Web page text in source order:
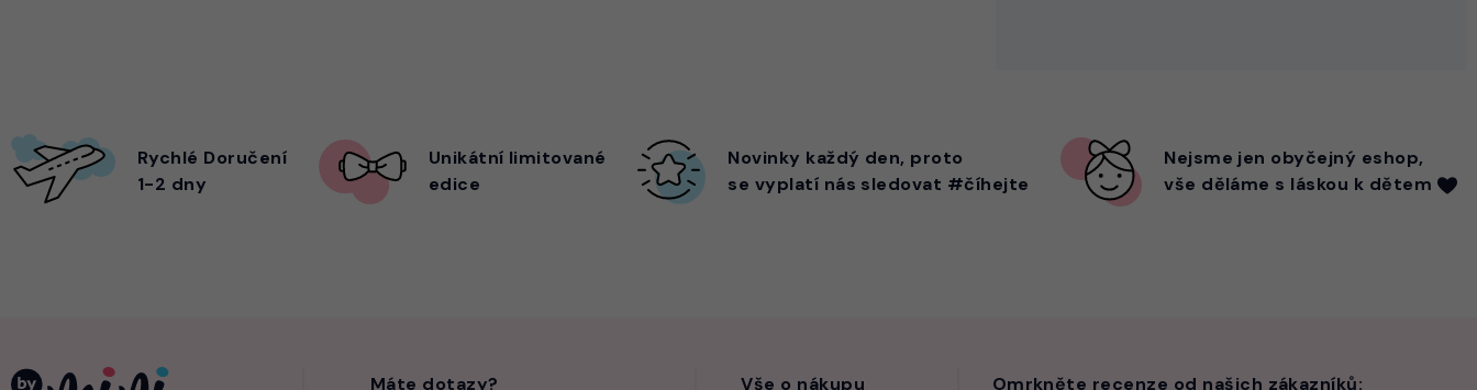
Rychlé Doručení
1-2 dny
Unikátní limitované
edice
Novinky každý den, proto
se vyplatí nás sledovat #číhejte
Nejsme jen obyčejný eshop,
vše děláme s láskou k dětem
Máte dotazy? Vše o nákupu Omrkněte recenze od našich zákazníků: